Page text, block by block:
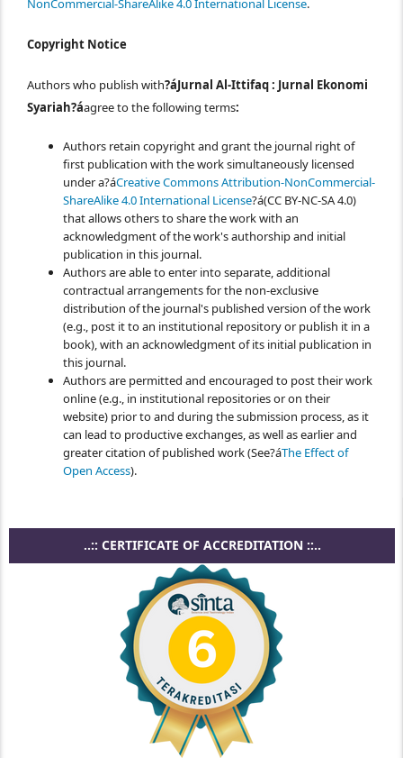
NonCommercial-ShareAlike 4.0 International License.
Copyright Notice
Authors who publish with?áJurnal Al-Ittifaq : Jurnal Ekonomi
Syariah?áagree to the following terms:
Authors retain copyright and grant the journal right of
first publication with the work simultaneously licensed
under a?áCreative Commons Attribution-NonCommercial-
ShareAlike 4.0 International License?á(CC BY-NC-SA 4.0)
that allows others to share the work with an
acknowledgment of the work's authorship and initial
publication in this journal.
Authors are able to enter into separate, additional
contractual arrangements for the non-exclusive
distribution of the journal's published version of the work
(e.g., post it to an institutional repository or publish it in a
book), with an acknowledgment of its initial publication in
this journal.
Authors are permitted and encouraged to post their work
online (e.g., in institutional repositories or on their
website) prior to and during the submission process, as it
can lead to productive exchanges, as well as earlier and
greater citation of published work (See?áThe Effect of
Open Access).
..:: CERTIFICATE OF ACCREDITATION ::..